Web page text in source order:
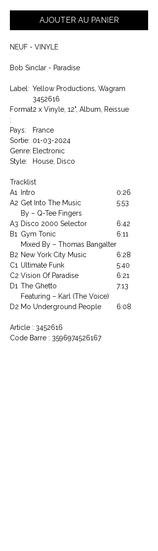
AJOUTER AU PANIER
NEUF - VINYLE
Bob Sinclar - Paradise
Label: Yellow Productions, Wagram
3452616
Format
:
2 x Vinyle, 12", Album, Reissue
Pays:
France
Sortie: 01-03-2024
Genre: Electronic
Style:
House, Disco
Tracklist
A1
Intro
0:26
A2 Get Into The Music
By – Q-Tee Fingers
5:53
A3 Disco 2000 Selector
6:42
B1
Gym Tonic
Mixed By – Thomas Bangalter
6:11
B2 New York City Music
6:28
C1 Ultimate Funk
5:40
C2 Vision Of Paradise
6:21
D1 The Ghetto
Featuring – Karl (The Voice)
7:13
D2 Mo Underground People 6:08
Article : 3452616
Code Barre : 3596974526167